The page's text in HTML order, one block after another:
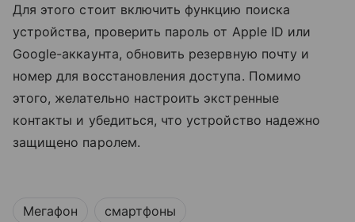
Для этого стоит включить функцию поиска
устройства, проверить пароль от Apple ID или
Google-аккаунта, обновить резервную почту и
номер для восстановления доступа. Помимо
этого, желательно настроить экстренные
контакты и убедиться, что устройство надежно
защищено паролем.
Мегафон смартфоны